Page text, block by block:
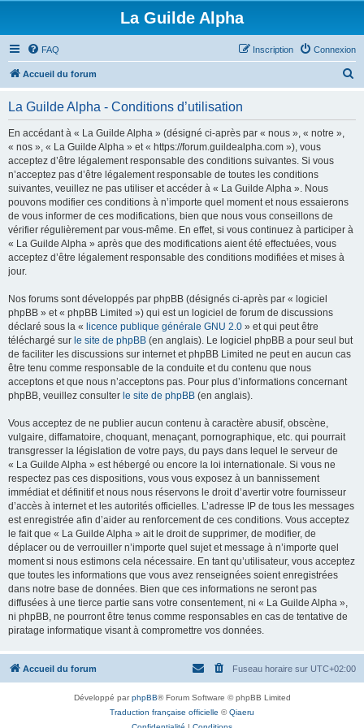
La Guilde Alpha
FAQ Connexion
Inscription
Accueil du forum
La Guilde Alpha - Conditions d’utilisation
En accédant à « La Guilde Alpha » (désigné ci-après par « nous », « notre »,
« nos », « La Guilde Alpha » et « https://forum.guildealpha.com »), vous
acceptez d’être légalement responsable des conditions suivantes. Si vous
n’acceptez pas d’être légalement responsable de toutes les conditions
suivantes, veuillez ne pas utiliser et accéder à « La Guilde Alpha ». Nous
pouvons modifier ces conditions à n’importe quel moment et nous essaierons
de vous informer de ces modifications, bien que nous vous conseillons de
vérifier régulièrement par vous-même. En effet, si vous continuez à participer à
« La Guilde Alpha » après que des modifications aient été effectuées, vous
acceptez d’être légalement responsable des conditions modifiées et mises à
jour.
Nos forums sont développés par phpBB (désignés ci-après par « logiciel
phpBB » et « phpBB Limited ») qui est un logiciel de forum de discussions
déclaré sous la « licence publique générale GNU 2.0 » et qui peut être
téléchargé sur le site de phpBB (en anglais). Le logiciel phpBB a pour seul but
de faciliter les discussions sur internet et phpBB Limited ne peut en aucun cas
être tenu comme responsable de la conduite et du contenu que nous
acceptons et que nous n’acceptons pas. Pour plus d’informations concernant
phpBB, veuillez consulter le site de phpBB (en anglais).
Vous acceptez de ne publier aucun contenu à caractère abusif, obscène,
vulgaire, diffamatoire, choquant, menaçant, pornographique, etc. qui pourrait
transgresser la législation de votre pays, du pays dans lequel le serveur de
« La Guilde Alpha » est hébergé ou encore la loi internationale. Si vous ne
respectez pas ces dispositions, vous vous exposez à un bannissement
immédiat et définitif et nous nous réservons le droit d’avertir votre fournisseur
d’accès à internet et les autorités officielles. L’adresse IP de tous les messages
est enregistrée afin d’aider au renforcement de ces conditions. Vous acceptez
le fait que « La Guilde Alpha » ait le droit de supprimer, de modifier, de
déplacer ou de verrouiller n’importe quel sujet et message à n’importe quel
moment si nous estimons cela nécessaire. En tant qu’utilisateur, vous acceptez
que toutes les informations que vous avez renseignées soient enregistrées
dans notre base de données. Bien que ces informations ne seront pas
diffusées à une tierce partie sans votre consentement, ni « La Guilde Alpha »,
ni phpBB, ne pourront être tenus comme responsables en cas de tentative de
piratage informatique visant à compromettre vos données.
Accueil du forum Fuseau horaire sur UTC+02:00
Développé parphpBB® Forum Software © phpBB Limited
Traduction française officielle ©Qiaeru